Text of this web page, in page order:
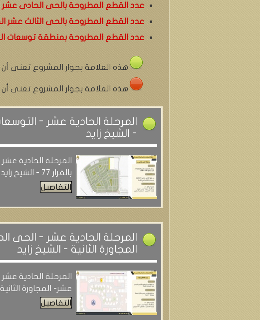
عدد القطع المطروحة بالحى الحادى عشر المجاورة
عدد القطع المطروحة بالحى الثالث عشر المجاورة
عدد القطع المطروحة بمنطقة توسعات المدينة (القرار
هذه العلامة بجوار المشروع تعنى
هذه العلامة بجوار المشروع تعنى
- الشيخ زايد
المرحلة الحادية
بالقرار 77 - الشيخ زايد
التفاصيل
المرحلة الحادية عشر - الحى
المجاورة الثانية - الشيخ زايد
المرحلة الحادية
عشر- المجاورة
التفاصيل